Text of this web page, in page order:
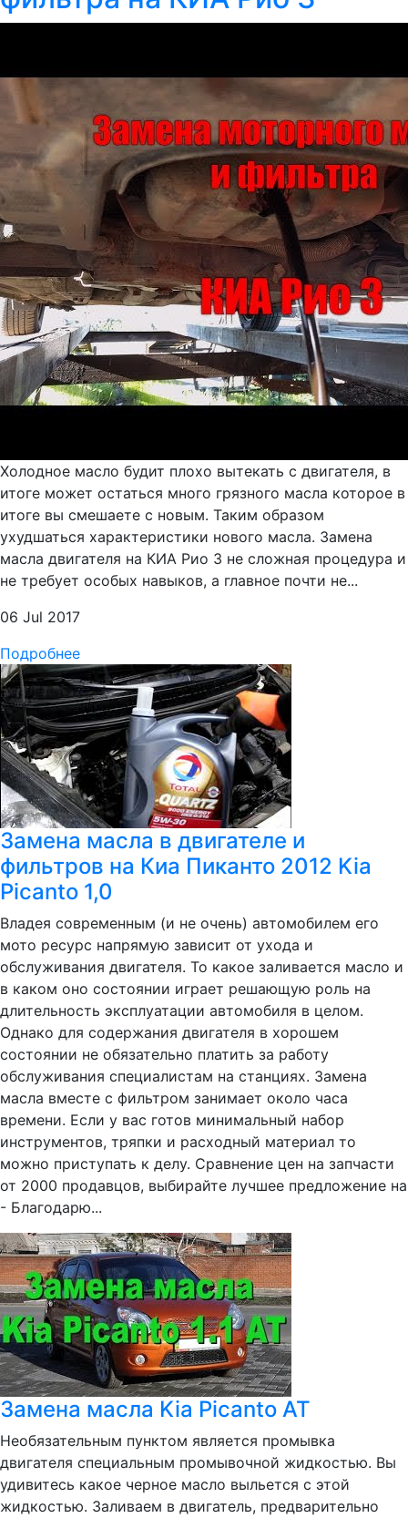
Холодное масло будит плохо вытекать с двигателя, в
итоге может остаться много грязного масла которое в
итоге вы смешаете с новым. Таким образом
ухудшаться характеристики нового масла. Замена
масла двигателя на КИА Рио 3 не сложная процедура и
не требует особых навыков, а главное почти не...
06 Jul 2017
Подробнее
Замена масла в двигателе и
фильтров на Киа Пиканто 2012 Kia
Picanto 1,0
Владея современным (и не очень) автомобилем его
мото ресурс напрямую зависит от ухода и
обслуживания двигателя. То какое заливается масло и
в каком оно состоянии играет решающую роль на
длительность эксплуатации автомобиля в целом.
Однако для содержания двигателя в хорошем
состоянии не обязательно платить за работу
обслуживания специалистам на станциях. Замена
масла вместе с фильтром занимает около часа
времени. Если у вас готов минимальный набор
инструментов, тряпки и расходный материал то
можно приступать к делу. Сравнение цен на запчасти
от 2000 продавцов, выбирайте лучшее предложение на
- Благодарю...
Замена масла Kia Picanto AT
Необязательным пунктом является промывка
двигателя специальным промывочной жидкостью. Вы
удивитесь какое черное масло выльется с этой
жидкостью. Заливаем в двигатель, предварительно